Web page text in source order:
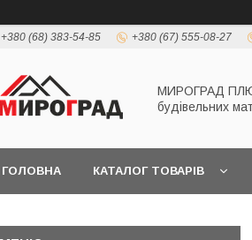
+380 (68) 383-54-85 +380 (67) 555-08-27
МИРОГРАД
будівельних
ГОЛОВНА КАТАЛОГ ТОВАРІВ